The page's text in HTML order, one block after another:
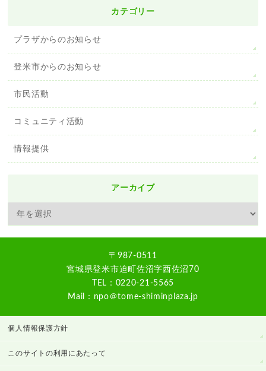
カテゴリー
プラザからのお知らせ
登米市からのお知らせ
市民活動
コミュニティ活動
情報提供
アーカイブ
〒987-0511
宮城県登米市迫町佐沼字西佐沼70
TEL：0220-21-5565
Mail：npo＠tome-shiminplaza.jp
個人情報保護方針
このサイトの利用にあたって